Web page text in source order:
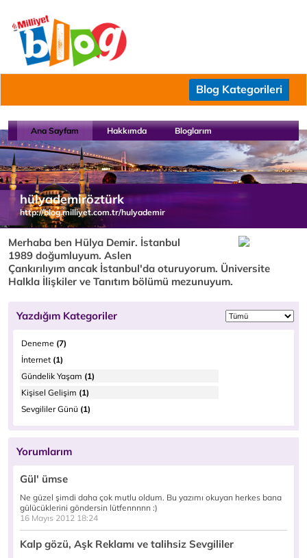
Blog Kategorileri
Ana Sayfam Hakkımda Bloglarım
hülyademiröztürk
http://blog.milliyet.com.tr/hulyademir
Merhaba ben Hülya Demir. İstanbul
1989 doğumluyum. Aslen
Çankırılıyım ancak İstanbul'da oturuyorum. Üniversite
Halkla İlişkiler ve Tanıtım bölümü mezunuyum.
Yazdığım Kategoriler
Deneme (7)
İnternet (1)
Gündelik Yaşam (1)
Kişisel Gelişim (1)
Sevgililer Günü (1)
Yorumlarım
Gül' ümse
Ne güzel şimdi daha çok mutlu oldum. Bu yazımı okuyan herkes bana
gülücüklerini göndersin lütfennnnn :)
16 Mayıs 2012 18:24
Kalp gözü, Aşk Reklamı ve talihsiz Sevgililer